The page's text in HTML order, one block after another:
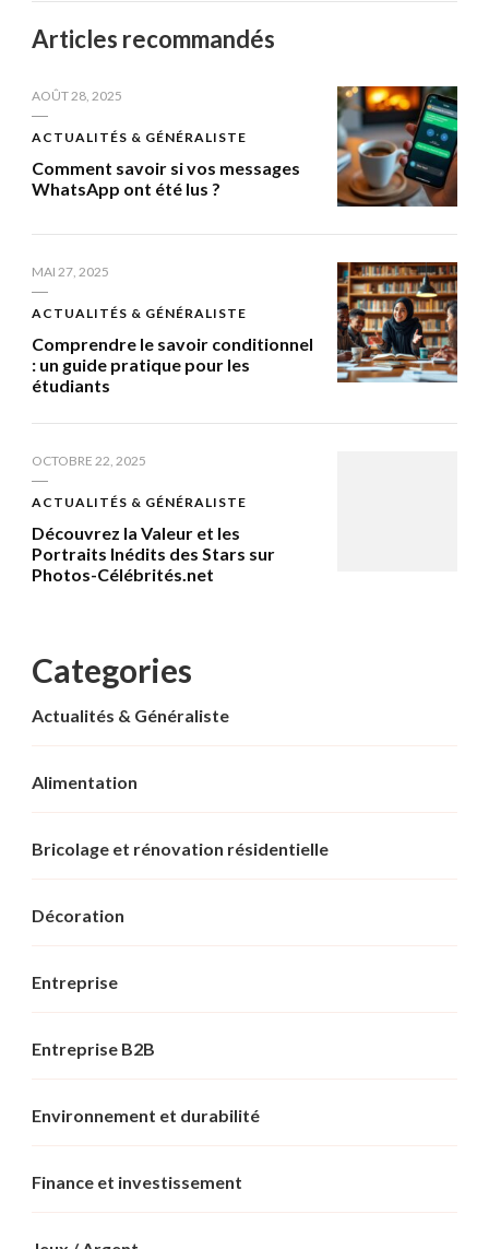
Articles recommandés
AOÛT 28, 2025
ACTUALITÉS & GÉNÉRALISTE
Comment savoir si vos messages
WhatsApp ont été lus ?
MAI 27, 2025
ACTUALITÉS & GÉNÉRALISTE
Comprendre le savoir conditionnel
: un guide pratique pour les
étudiants
OCTOBRE 22, 2025
ACTUALITÉS & GÉNÉRALISTE
Découvrez la Valeur et les
Portraits Inédits des Stars sur
Photos-Célébrités.net
Categories
Actualités & Généraliste
Alimentation
Bricolage et rénovation résidentielle
Décoration
Entreprise
Entreprise B2B
Environnement et durabilité
Finance et investissement